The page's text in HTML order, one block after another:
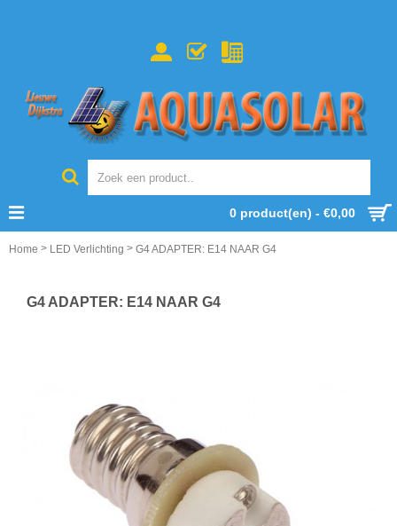
0 product(en) - €0,00
Home > LED Verlichting > G4 ADAPTER: E14 NAAR G4
G4 ADAPTER: E14 NAAR G4